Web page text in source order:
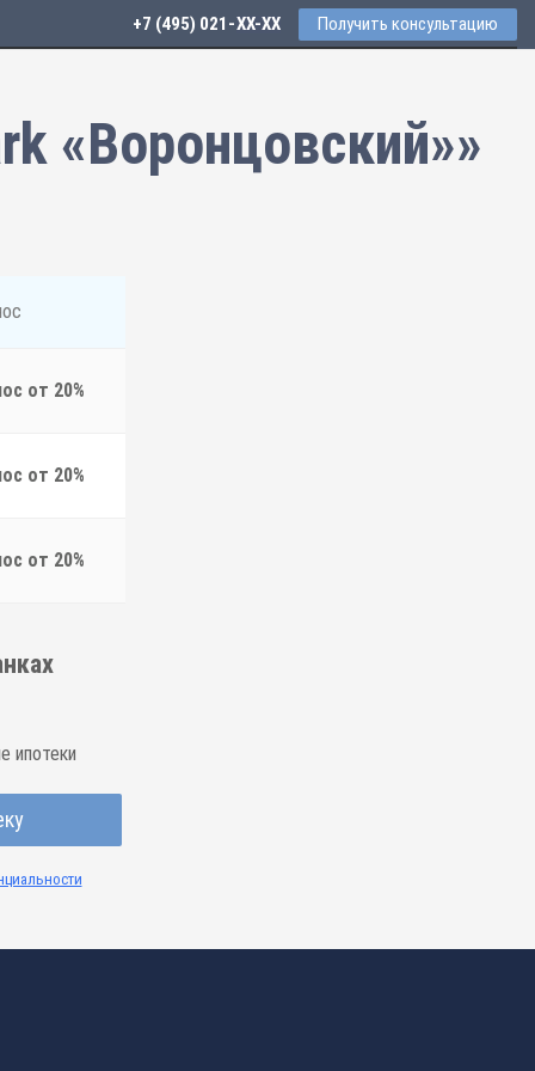
+7 (495) 021-41-76 Получить консультацию
«Воронцовский»»
от 20%
от 20%
от 20%
ипотеки